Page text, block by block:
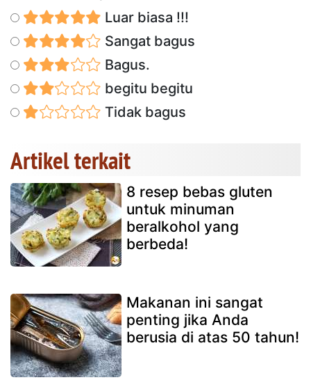
Luar biasa !!!
Sangat bagus
Bagus.
begitu begitu
Tidak bagus
Artikel terkait
8 resep bebas gluten
untuk minuman
beralkohol yang
berbeda!
Makanan ini sangat
penting jika Anda
berusia di atas 50 tahun!